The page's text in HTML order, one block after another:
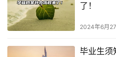
了！
2024年6月
毕业生须